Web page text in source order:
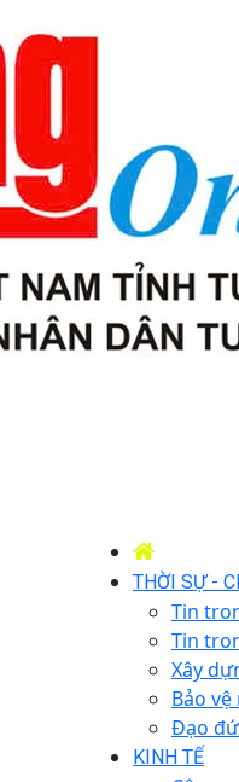
THỜI SỰ -
Tin
Tin
Xây
Bảo
Đạo
KINH TẾ